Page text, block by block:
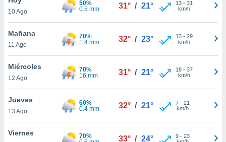
y
en
más
de
10 Ago
50%
0.5 mm
31° / 21° 13- 31
km/h
Mañana
11 Ago
70%
1.4 mm
32° / 23° 13- 29
km/h
Miércoles
12 Ago
70%
16 mm
31° / 21° 18- 37
km/h
Jueves
13 Ago
60%
0.4 mm
32° / 21° 7- 21
km/h
Viernes
70%
33° / 24° 9- 23